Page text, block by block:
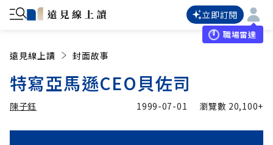
立即訂閱
職場雷達
遠見線上讀 封面故事
特寫亞馬遜CEO貝佐司
陳子鈺 1999-07-01 瀏覽數 20,100+